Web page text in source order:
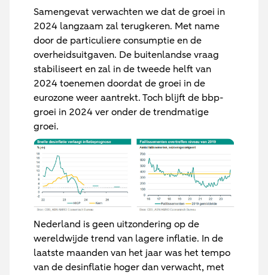
Samengevat verwachten we dat de groei in
2024 langzaam zal terugkeren. Met name
door de particuliere consumptie en de
overheidsuitgaven. De buitenlandse vraag
stabiliseert en zal in de tweede helft van
2024 toenemen doordat de groei in de
eurozone weer aantrekt. Toch blijft de bbp-
groei in 2024 ver onder de trendmatige
groei.
Nederland is geen uitzondering op de
wereldwijde trend van lagere inflatie. In de
laatste maanden van het jaar was het tempo
van de desinflatie hoger dan verwacht, met